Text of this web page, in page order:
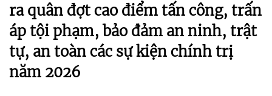
ra quân đợt cao điểm tấn công, trấn
áp tội phạm, bảo đảm an ninh, trật
tự, an toàn các sự kiện chính trị
năm 2026